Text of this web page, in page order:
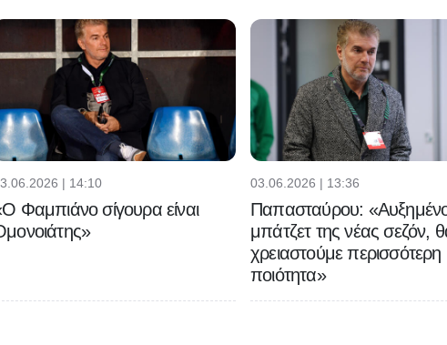
| 14:10
Φαμπιάνο σίγουρα είναι
03.06.2026 | 13:36
Παπασταύρου:
μπάτζετ της νέας σεζόν,
χρειαστούμε περισσότερη
ποιότητα»